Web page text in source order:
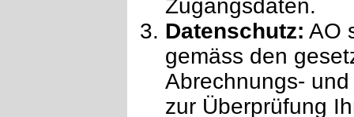
Zugangsdaten.
Datenschutz: AO
gemäss den
Abrechnungs-
zur Überprüfung